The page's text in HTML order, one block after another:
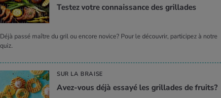
Tes­tez votre connais­sance des grillades
Déjà passé maître du gril ou encore novice? Pour le découvrir, participez à notre
quiz.
SUR LA BRAISE
Avez-vous déjà essayé les grillades de fruits?